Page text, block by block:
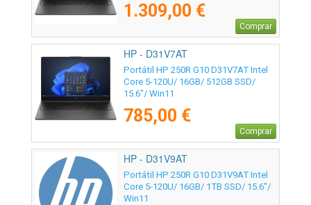
1.309,00 €
Comprar
HP - D31V7AT
Portátil HP 250R G10 D31V7AT Intel
Core 5-120U/ 16GB/ 512GB SSD/
15.6"/ Win11
785,00 €
Comprar
HP - D31V9AT
Portátil HP 250R G10 D31V9AT Intel
Core 5-120U/ 16GB/ 1TB SSD/ 15.6"/
Win11